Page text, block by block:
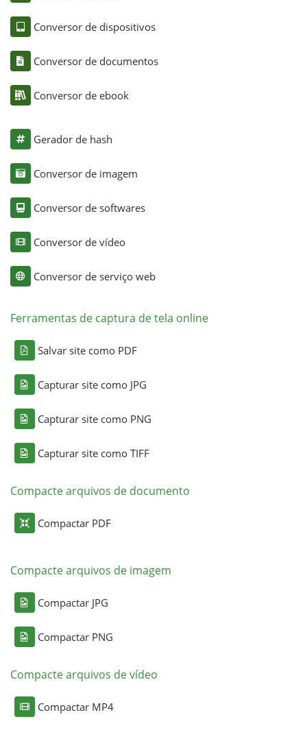
Conversor de dispositivos
Conversor de documentos
Conversor de ebook
Gerador de hash
Conversor de imagem
Conversor de softwares
Conversor de vídeo
Conversor de serviço web
Ferramentas de captura de tela online
Salvar site como PDF
Capturar site como JPG
Capturar site como PNG
Capturar site como TIFF
Compacte arquivos de documento
Compactar PDF
Compacte arquivos de imagem
Compactar JPG
Compactar PNG
Compacte arquivos de vídeo
Compactar MP4